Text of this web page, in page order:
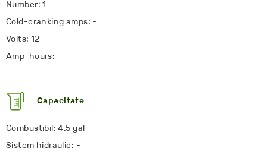
Number: 1
Cold-cranking amps: -
Volts: 12
Amp-hours: -
Capacitate
Combustibil: 4.5 gal
Sistem hidraulic: -